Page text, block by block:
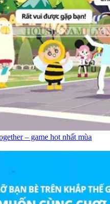
– game hot nhất mùa